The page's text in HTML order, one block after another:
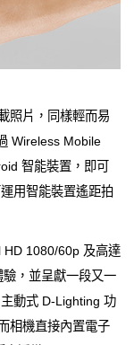
照片，同樣輕而易
Wireless Mobile
智能裝置，即可
用智能裝置遙距拍
HD 1080/60p 及高達
，並呈獻一段又一
動式 D-Lighting 功
相機直接內置電子